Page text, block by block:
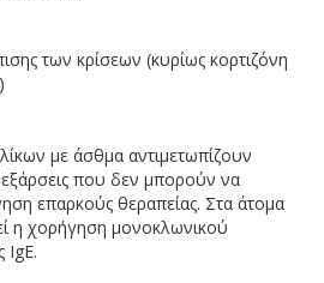
των κρίσεων (κυρίως κορτιζόνη
με άσθμα αντιμετωπίζουν
που δεν μπορούν να
επαρκούς θεραπείας. Στα άτομα
η χορήγηση μονοκλωνικού
IgE.